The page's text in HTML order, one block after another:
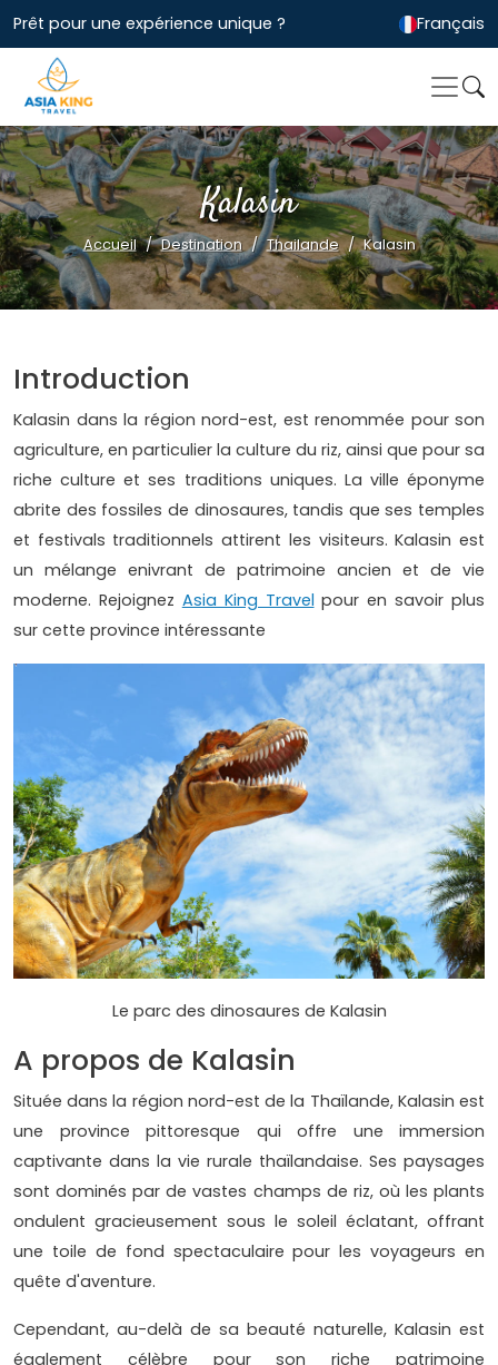
Prêt pour une expérience unique ? Français
Kalasin
Accueil Destination Thailande Kalasin
Introduction
Kalasin dans la région nord-est, est renommée pour son
agriculture, en particulier la culture du riz, ainsi que pour sa
riche culture et ses traditions uniques. La ville éponyme
abrite des fossiles de dinosaures, tandis que ses temples
et festivals traditionnels attirent les visiteurs. Kalasin est
un mélange enivrant de patrimoine ancien et de vie
moderne. Rejoignez Asia King Travel pour en savoir plus
sur cette province intéressante
Le parc des dinosaures de Kalasin
A propos de Kalasin
Située dans la région nord-est de la Thaïlande, Kalasin est
une province pittoresque qui offre une immersion
captivante dans la vie rurale thaïlandaise. Ses paysages
sont dominés par de vastes champs de riz, où les plants
ondulent gracieusement sous le soleil éclatant, offrant
une toile de fond spectaculaire pour les voyageurs en
quête d'aventure.
Cependant, au-delà de sa beauté naturelle, Kalasin est
également célèbre pour son riche patrimoine